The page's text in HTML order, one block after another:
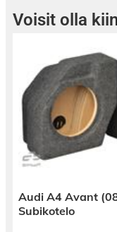
Voisit olla
Audi A4 Avant
Subikotelo